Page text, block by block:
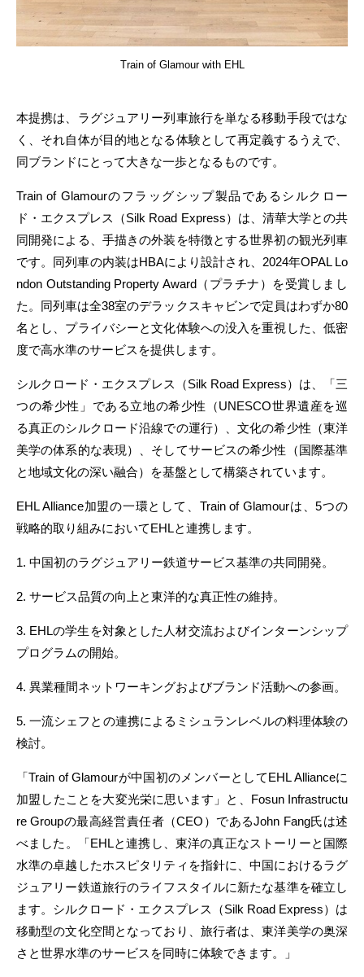
Train of Glamour with EHL
本提携は、ラグジュアリー列車旅行を単なる移動手段ではな
く、それ自体が目的地となる体験として再定義するうえで、
同ブランドにとって大きな一歩となるものです。
Train of Glamourのフラッグシップ製品であるシルクロー
ド・エクスプレス（Silk Road Express）は、清華大学との共
同開発による、手描きの外装を特徴とする世界初の観光列車
です。同列車の内装はHBAにより設計され、2024年OPAL Lo
ndon Outstanding Property Award（プラチナ）を受賞しまし
た。同列車は全38室のデラックスキャビンで定員はわずか80
名とし、プライバシーと文化体験への没入を重視した、低密
度で高水準のサービスを提供します。
シルクロード・エクスプレス（Silk Road Express）は、「三
つの希少性」である立地の希少性（UNESCO世界遺産を巡
る真正のシルクロード沿線での運行）、文化の希少性（東洋
美学の体系的な表現）、そしてサービスの希少性（国際基準
と地域文化の深い融合）を基盤として構築されています。
EHL Alliance加盟の一環として、Train of Glamourは、5つの
戦略的取り組みにおいてEHLと連携します。
1. 中国初のラグジュアリー鉄道サービス基準の共同開発。
2. サービス品質の向上と東洋的な真正性の維持。
3. EHLの学生を対象とした人材交流およびインターンシップ
プログラムの開始。
4. 異業種間ネットワーキングおよびブランド活動への参画。
5. 一流シェフとの連携によるミシュランレベルの料理体験の
検討。
「Train of Glamourが中国初のメンバーとしてEHL Allianceに
加盟したことを大変光栄に思います」と、Fosun Infrastructu
re Groupの最高経営責任者（CEO）であるJohn Fang氏は述
べました。「EHLと連携し、東洋の真正なストーリーと国際
水準の卓越したホスピタリティを指針に、中国におけるラグ
ジュアリー鉄道旅行のライフスタイルに新たな基準を確立し
ます。シルクロード・エクスプレス（Silk Road Express）は
移動型の文化空間となっており、旅行者は、東洋美学の奥深
さと世界水準のサービスを同時に体験できます。」